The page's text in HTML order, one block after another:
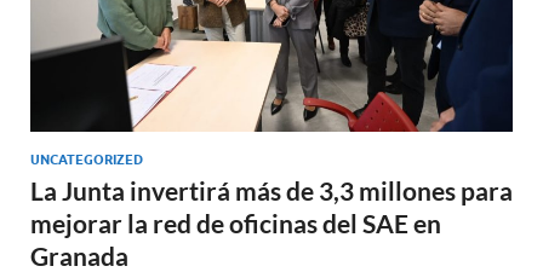
UNCATEGORIZED
La Junta invertirá más de 3,3 millones para
mejorar la red de oficinas del SAE en
Granada